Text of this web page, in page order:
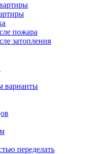
пожара
затопления
варианты
переделать